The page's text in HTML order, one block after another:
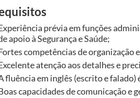
prévia em funções
apoio à Segurança e Saúde;
competências de organização
atenção aos detalhes e
fluência em inglês (escrito e
capacidades de comunicação e